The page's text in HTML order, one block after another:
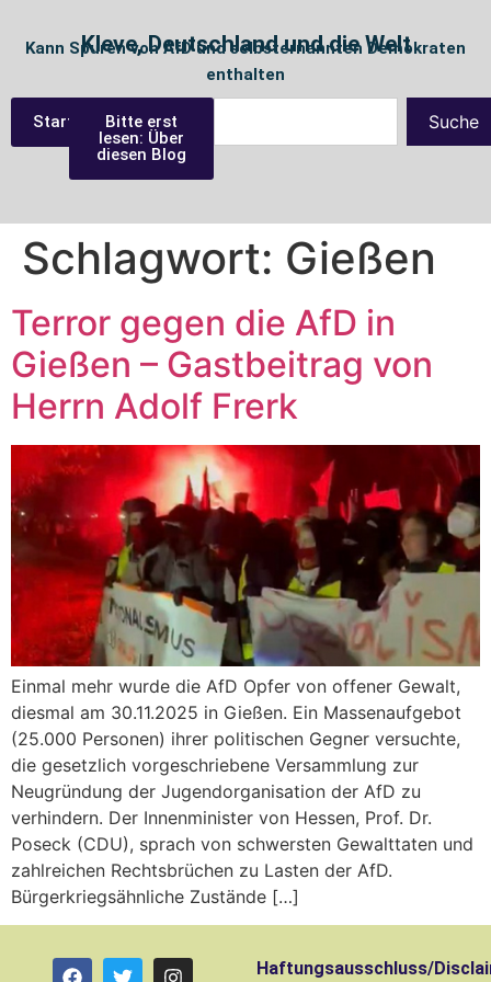
Kleve, Deutschland und die Welt
Kann Spuren von AfD und selbsternannten Demokraten
enthalten
StartseiteBitte erst
lesen: Über
diesen Blog
Suche
Schlagwort: Gießen
Terror gegen die AfD in
Gießen – Gastbeitrag von
Herrn Adolf Frerk
Einmal mehr wurde die AfD Opfer von offener Gewalt,
diesmal am 30.11.2025 in Gießen. Ein Massenaufgebot
(25.000 Personen) ihrer politischen Gegner versuchte,
die gesetzlich vorgeschriebene Versammlung zur
Neugründung der Jugendorganisation der AfD zu
verhindern. Der Innenminister von Hessen, Prof. Dr.
Poseck (CDU), sprach von schwersten Gewalttaten und
zahlreichen Rechtsbrüchen zu Lasten der AfD.
Bürgerkriegsähnliche Zustände […]
Haftungsausschluss/